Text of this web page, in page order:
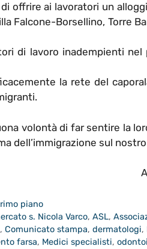
offrire ai lavoratori un
Falcone-Borsellino, Torre
di lavoro inadempienti nel
la rete del
volontà di far sentire la
dell’immigrazione sul
piano
s. Nicola Varco,ASL,
, Comunicato stampa, dermatologi,
farsa, Medici specialisti,